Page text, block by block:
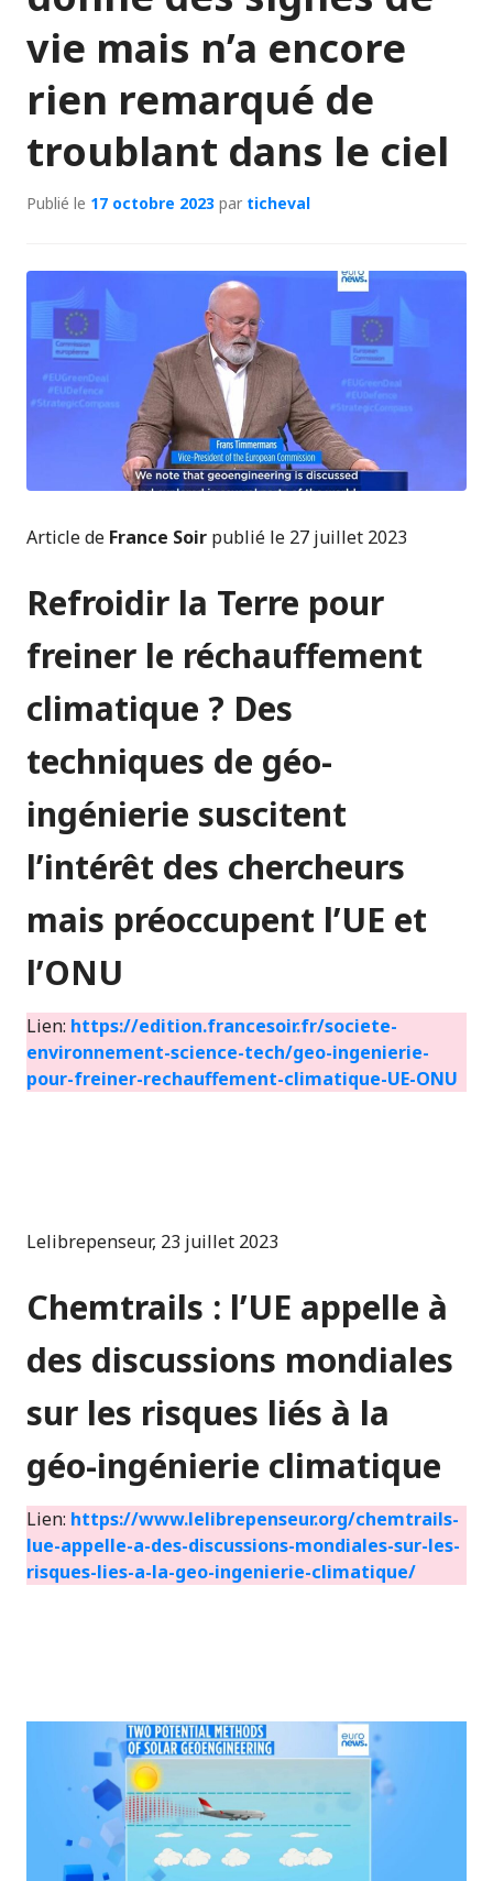
vie mais n’a encore
rien remarqué de
troublant dans le ciel
Publié le 17 octobre 2023 par ticheval
Article de France Soir publié le 27 juillet 2023
Refroidir la Terre pour
freiner le réchauffement
climatique ? Des
techniques de géo-
ingénierie suscitent
l’intérêt des chercheurs
mais préoccupent l’UE et
l’ONU
Lien: https://edition.francesoir.fr/societe-
environnement-science-tech/geo-ingenierie-
pour-freiner-rechauffement-climatique-UE-ONU
Lelibrepenseur, 23 juillet 2023
Chemtrails : l’UE appelle à
des discussions mondiales
sur les risques liés à la
géo-ingénierie climatique
Lien: https://www.lelibrepenseur.org/chemtrails-
lue-appelle-a-des-discussions-mondiales-sur-les-
risques-lies-a-la-geo-ingenierie-climatique/